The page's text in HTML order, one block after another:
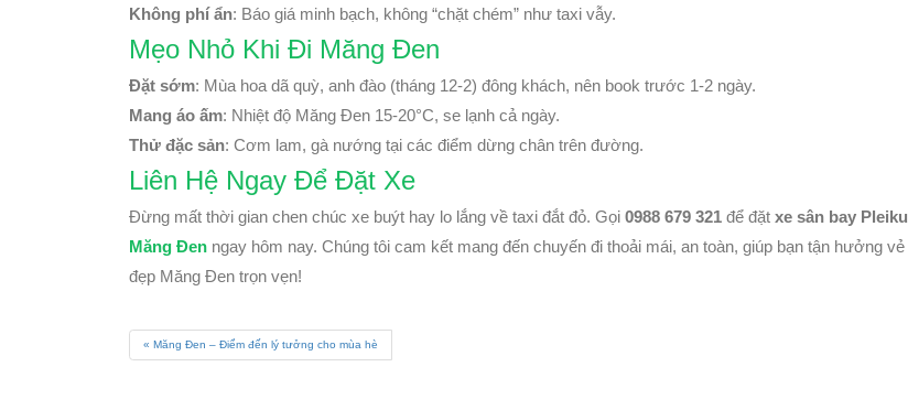
Không phí ẩn: Báo giá minh bạch, không “chặt chém” như taxi vẫy.
Mẹo Nhỏ Khi Đi Măng Đen
Đặt sớm: Mùa hoa dã quỳ, anh đào (tháng 12-2) đông khách, nên book trước 1-2 ngày.
Mang áo ấm: Nhiệt độ Măng Đen 15-20°C, se lạnh cả ngày.
Thử đặc sản: Cơm lam, gà nướng tại các điểm dừng chân trên đường.
Liên Hệ Ngay Để Đặt Xe
Đừng mất thời gian chen chúc xe buýt hay lo lắng về taxi đắt đỏ. Gọi 0988 679 321 để đặt xe sân bay Pleiku
Măng Đen ngay hôm nay. Chúng tôi cam kết mang đến chuyến đi thoải mái, an toàn, giúp bạn tận hưởng vẻ
đẹp Măng Đen trọn vẹn!
Măng Đen – Điểm đến lý tưởng cho mùa hè